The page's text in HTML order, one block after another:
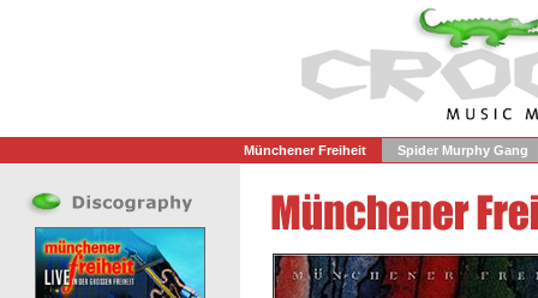
Münchener Freiheit Spider Murphy Gang